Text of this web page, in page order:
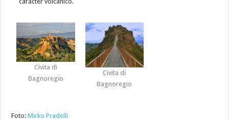
Civita di
Bagnoregio
Civita di
Bagnoregio
Foto:Mirko Pradelli